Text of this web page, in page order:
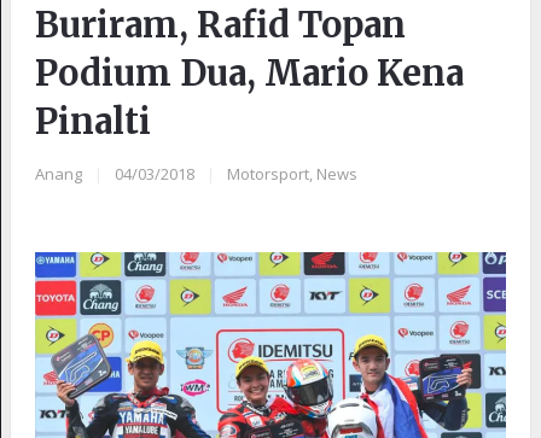
Buriram, Rafid Topan
Podium Dua, Mario Kena
Pinalti
Anang 04/03/2018 Motorsport, News